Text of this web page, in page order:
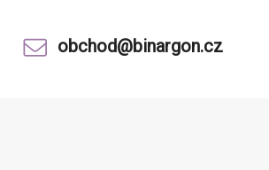
obchod@binargon.cz